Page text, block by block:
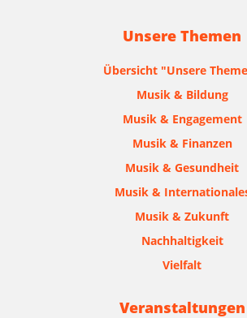
Unsere Themen
Übersicht "Unsere
Musik & Bildung
Musik & Engagement
Musik & Finanzen
Musik & Gesundheit
Musik &
Musik & Zukunft
Nachhaltigkeit
Vielfalt
Veranstaltungen